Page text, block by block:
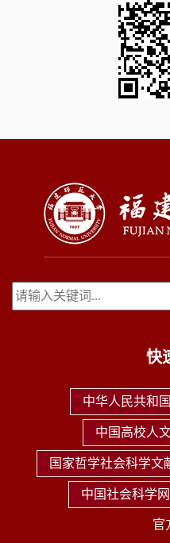
快
中华人民共和
中国高校人
国家哲学社会科学文
中国社会科学网
官